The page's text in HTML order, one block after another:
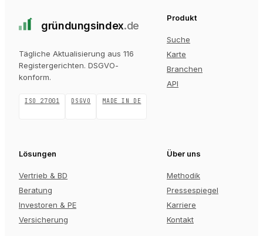
gründungsindex.de
Tägliche Aktualisierung aus 116
Registergerichten. DSGVO-
konform.
ISO 27001 DSGVO MADE IN DE
Produkt
Suche
Karte
Branchen
API
Lösungen
Vertrieb & BD
Beratung
Investoren & PE
Versicherung
Über uns
Methodik
Pressespiegel
Karriere
Kontakt